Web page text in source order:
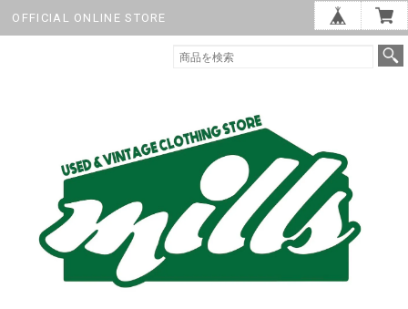
OFFICIAL ONLINE STORE